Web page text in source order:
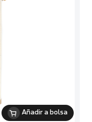
Añadir a bolsa